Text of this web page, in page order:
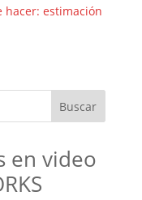
hacer: estimación
en video